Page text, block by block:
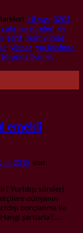
18 yas, 3201
çalışma süreleri, ev
, şerif, serif yilmaz,
, yilmaz, yurtdisinda
ikamet
emekli
2018 von
Yurtdışı süreleri
dünyanın
borçlanma ile
Hangi şartlarla?….